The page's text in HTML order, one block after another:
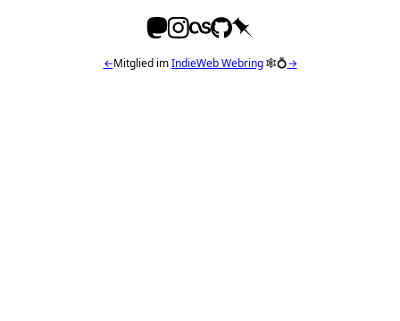
←Mitglied imIndieWeb Webring🕸💍→